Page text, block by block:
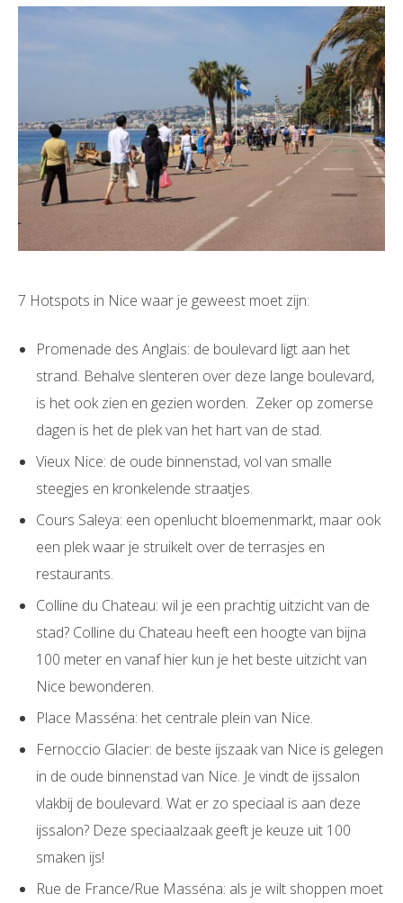
7 Hotspots in Nice waar je geweest moet zijn:
Promenade des Anglais: de boulevard ligt aan het
strand. Behalve slenteren over deze lange boulevard,
is het ook zien en gezien worden. Zeker op zomerse
dagen is het de plek van het hart van de stad.
Vieux Nice: de oude binnenstad, vol van smalle
steegjes en kronkelende straatjes.
Cours Saleya: een openlucht bloemenmarkt, maar ook
een plek waar je struikelt over de terrasjes en
restaurants.
Colline du Chateau: wil je een prachtig uitzicht van de
stad? Colline du Chateau heeft een hoogte van bijna
100 meter en vanaf hier kun je het beste uitzicht van
Nice bewonderen.
Place Masséna: het centrale plein van Nice.
Fernoccio Glacier: de beste ijszaak van Nice is gelegen
in de oude binnenstad van Nice. Je vindt de ijssalon
vlakbij de boulevard. Wat er zo speciaal is aan deze
ijssalon? Deze speciaalzaak geeft je keuze uit 100
smaken ijs!
Rue de France/Rue Masséna: als je wilt shoppen moet